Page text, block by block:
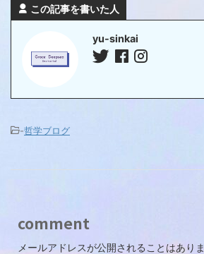
この記事を書いた人
yu-sinkai
-哲学ブログ
comment
メールアドレスが公開されることはありま